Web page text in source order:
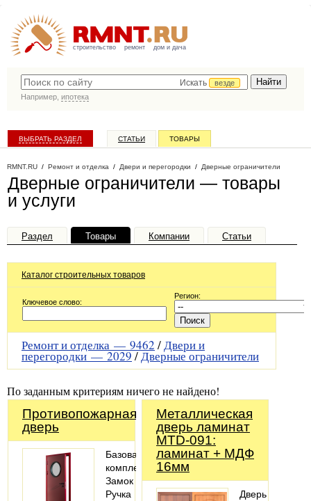
строительство ремонт дом и дача
Искать
везде
Например, ипотека
ВЫБРАТЬ РАЗДЕЛ СТАТЬИ ТОВАРЫ
RMNT.RU / Ремонт и отделка / Двери и перегородки / Дверные ограничители
Дверные ограничители — товары
и услуги
Раздел Товары Компании Статьи
Каталог строительных товаров
Ключевое слово:
Регион:
Ремонт и отделка — 9462 /Двери и
перегородки —2029/Дверные ограничители
По заданным критериям ничего не найдено!
Противопожарная
дверь
Базовая
комплектация:
Замок
Ручка
Металлическая
дверь ламинат
MTD-091:
ламинат + МДФ
16мм
Дверь